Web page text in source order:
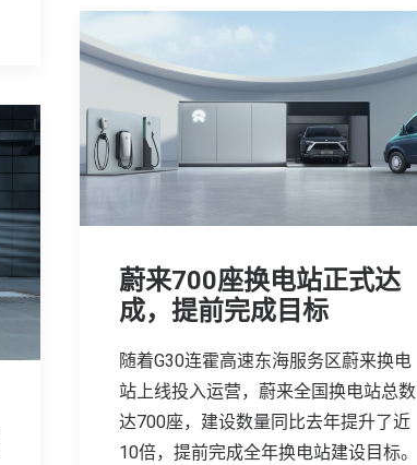
蔚来700座换电站正式达
成，提前完成目标
随着G30连霍高速东海服务区蔚来换电
站上线投入运营，蔚来全国换电站总数
达700座，建设数量同比去年提升了近
10倍，提前完成全年换电站建设目标。